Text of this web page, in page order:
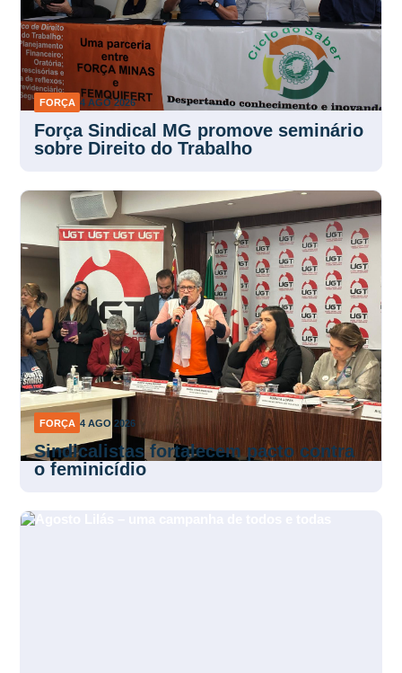
FORÇA 4 AGO 2026
Força Sindical MG promove seminário
sobre Direito do Trabalho
FORÇA 4 AGO 2026
Sindicalistas fortalecem pacto contra
o feminicídio